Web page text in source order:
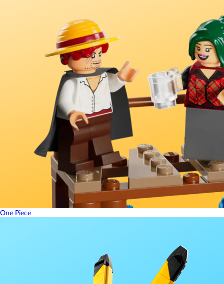
One Piece